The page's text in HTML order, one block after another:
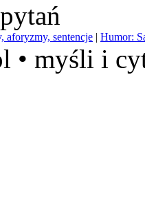
aforyzmy, sentencje | Humor:
• myśli i